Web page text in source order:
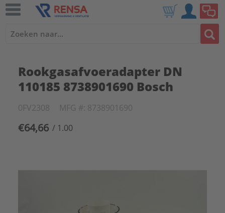
Rookgasafvoeradapter DN
110185 8738901690 Bosch
0FV2308 MFG #: 8738901690
€64,66 / 1.00